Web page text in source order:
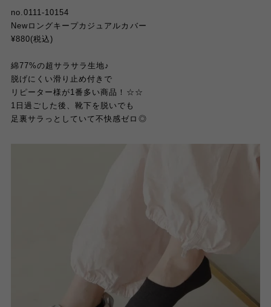
no.0111-10154
Newロングキープカジュアルカバー
¥880(税込)
綿77%の超サラサラ生地♪
脱げにくい滑り止め付きで
リピーター様が1番多い商品！ ☆☆
1 日過ごした後、靴下を脱いでも
足裏サラっとしていて不快感ゼロ◎